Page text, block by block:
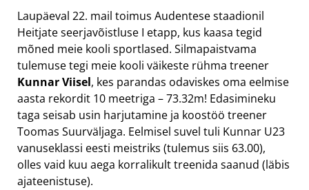
Laupäeval 22. mail toimus Audentese staadionil
Heitjate seerjavõistluse I etapp, kus kaasa tegid
mõned meie kooli sportlased. Silmapaistvama
tulemuse tegi meie kooli väikeste rühma treener
Kunnar Viisel, kes parandas odaviskes oma eelmise
aasta rekordit 10 meetriga – 73.32m! Edasimineku
taga seisab usin harjutamine ja koostöö treener
Toomas Suurväljaga. Eelmisel suvel tuli Kunnar U23
vanuseklassi eesti meistriks (tulemus siis 63.00),
olles vaid kuu aega korralikult treenida saanud (läbis
ajateenistuse).